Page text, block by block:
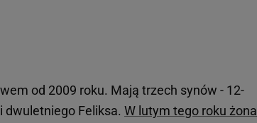
od 2009 roku. Mają trzech synów - 12-
dwuletniego Feliksa. W lutym tego roku żona